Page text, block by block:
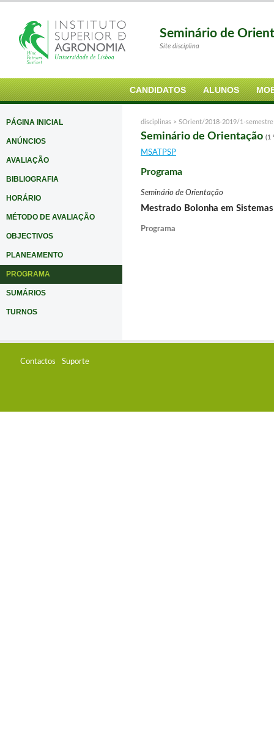
Seminário de
Site disciplina
CANDIDATOS ALUNOS
PÁGINA INICIAL
ANÚNCIOS
AVALIAÇÃO
BIBLIOGRAFIA
HORÁRIO
MÉTODO DE AVALIAÇÃO
OBJECTIVOS
PLANEAMENTO
PROGRAMA
SUMÁRIOS
TURNOS
disciplinas > SOrient/2018-2019/1-semestre
Seminário de Orientação (1
MSATPSP
Programa
Seminário de Orientação
Mestrado Bolonha em
Programa
Contactos Suporte